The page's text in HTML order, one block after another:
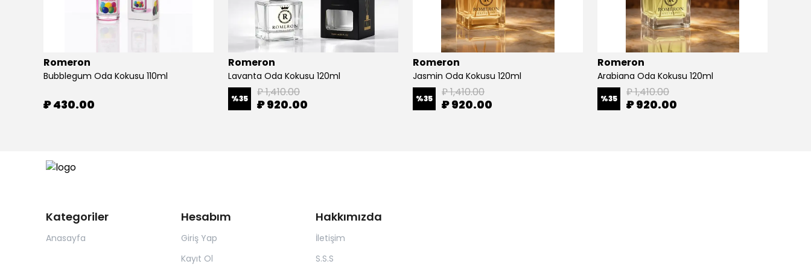
Romeron
Bubblegum Oda Kokusu 110ml
₽ 430.00
Romeron
Lavanta Oda Kokusu 120ml
%35 ₽ 1,410.00
₽ 920.00
Romeron
Jasmin Oda Kokusu 120ml
%35 ₽ 1,410.00
₽ 920.00
Romeron
Arabiana Oda Kokusu 120ml
%35 ₽ 1,410.00
₽ 920.00
Kategoriler
Anasayfa
Hesabım
Giriş Yap
Kayıt Ol
Hakkımızda
İletişim
S.S.S